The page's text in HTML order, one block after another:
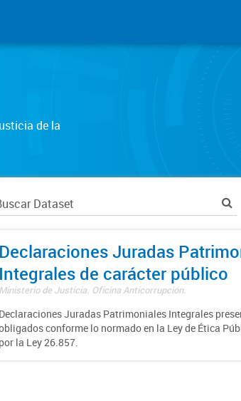
de la
Declaraciones Juradas
Integrales de carácter público
Ministerio de Justicia. Oficina Anticorrupción.
Declaraciones Juradas Patrimoniales Integrales
conforme lo normado en la Ley de Ética
por la Ley 26.857.